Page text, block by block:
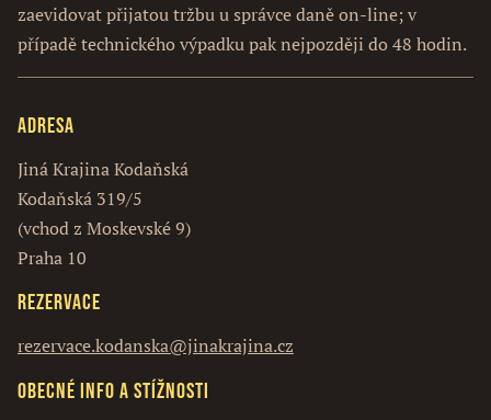
zaevidovat přijatou tržbu u správce daně on-line; v
případě technického výpadku pak nejpozději do 48 hodin.
Adresa
Jiná Krajina Kodaňská
Kodaňská 319/5
(vchod z Moskevské 9)
Praha 10
Rezervace
rezervace.kodanska@jinakrajina.cz
Obecné info a stížnosti